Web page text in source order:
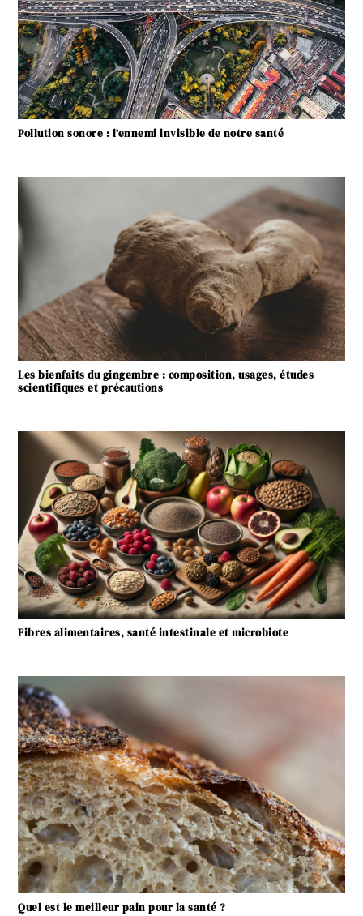
Pollution sonore : l’ennemi invisible de notre santé
Les bienfaits du gingembre : composition, usages, études
scientifiques et précautions
Fibres alimentaires, santé intestinale et microbiote
Quel est le meilleur pain pour la santé ?